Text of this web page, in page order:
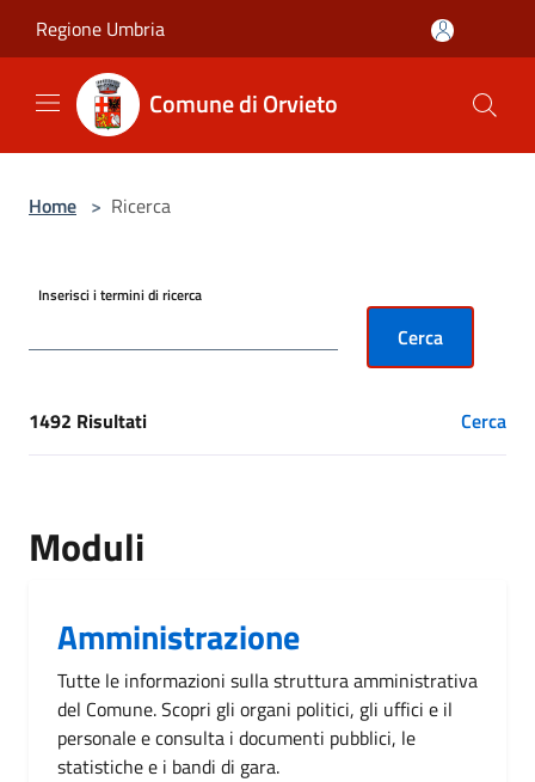
Regione Umbria
Comune di Orvieto
Home > Ricerca
Inserisci i termini di ricerca
Cerca
[results] Risultati
1492 Risultati Cerca
Moduli
Amministrazione
Tutte le informazioni sulla struttura amministrativa
del Comune. Scopri gli organi politici, gli uffici e il
personale e consulta i documenti pubblici, le
statistiche e i bandi di gara.